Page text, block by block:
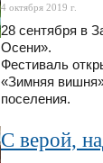
4 октября 2019 г.
28 сентября в
Осени».
Фестиваль
«Зимняя
поселения.
С верой,